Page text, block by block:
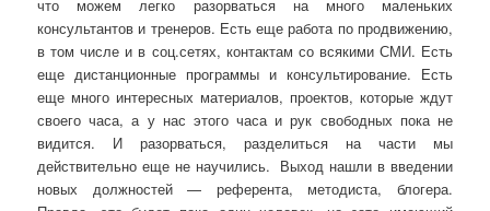
что можем легко разорваться на много маленьких
консультантов и тренеров. Есть еще работа по продвижению,
в том числе и в соц.сетях, контактам со всякими СМИ. Есть
еще дистанционные программы и консультирование. Есть
еще много интересных материалов, проектов, которые ждут
своего часа, а у нас этого часа и рук свободных пока не
видится. И разорваться, разделиться на части мы
действительно еще не научились. Выход нашли в введении
новых должностей — референта, методиста, блогера.